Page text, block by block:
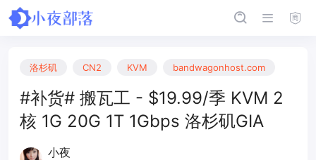
洛杉矶 CN2 KVM bandwagonhost.com
#补货# 搬瓦工 - $19.99/季 KVM 2
核 1G 20G 1T 1Gbps 洛杉矶GIA
小夜